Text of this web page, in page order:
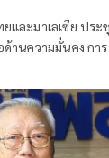
ละมาเลเซีย ประ
านความมั่นคง กา